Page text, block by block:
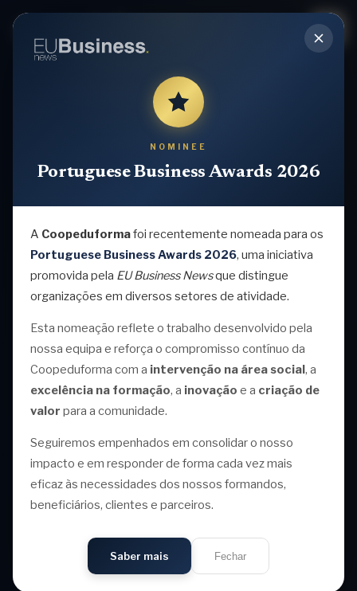
NOMINEE
Portuguese Business Awards 2026
A Coopeduformafoi recentemente nomeada para os
Portuguese Business Awards 2026, uma iniciativa
promovida pela EU Business Newsque distingue
organizações em diversos setores de atividade.
Esta nomeação reflete o trabalho desenvolvido pela
nossa equipa e reforça o compromisso contínuo da
Coopeduforma com a intervenção na área social, a
excelência na formação, a inovação e a criação de
valor para a comunidade.
Seguiremos empenhados em consolidar o nosso
impacto e em responder de forma cada vez mais
eficaz às necessidades dos nossos formandos,
beneficiários, clientes e parceiros.
Saber mais Fechar